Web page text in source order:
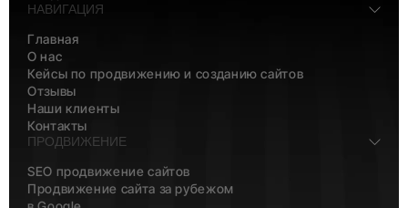
НАВИГАЦИЯ
Главная
О нас
Кейсы по продвижению и созданию сайтов
Отзывы
Наши клиенты
Контакты
ПРОДВИЖЕНИЕ
SEO продвижение сайтов
Продвижение сайта за рубежом